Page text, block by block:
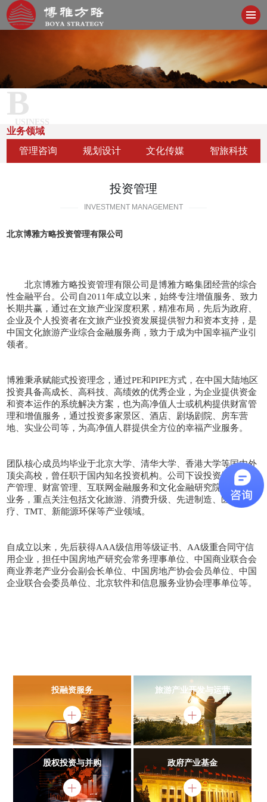
BUSINESS
业务领域
管理咨询
规划设计 文化传媒 智旅科技
投资管理
INVESTMENT MANAGEMENT
北京博雅方略投资管理有限公司
北京博雅方略投资管理有限公司是博雅方略集团经营的综合
性金融平台。公司自2011年成立以来，始终专注增值服务、致力
长期共赢，通过在文旅产业深度积累，精准布局，先后为政府、
企业及个人投资者在文旅产业投资发展提供智力和资本支持，是
中国文化旅游产业综合金融服务商，致力于成为中国幸福产业引
领者。
博雅秉承赋能式投资理念，通过PE和PIPE方式，在中国大陆地区
投资具备高成长、高科技、高绩效的优秀企业，为企业提供资金
和资本运作的系统解决方案，也为高净值人士或机构提供财富管
理和增值服务，通过投资多家景区、酒店、剧场剧院、房车营
地、实业公司等，为高净值人群提供全方位的幸福产业服务。
团队核心成员均毕业于北京大学、清华大学、香港大学等国内外
顶尖高校，曾任职于国内知名投资机构。公司下设投资银行、资
产管理、财富管理、互联网金融服务和文化金融研究院五大核心
业务，重点关注包括文化旅游、消费升级、先进制造、医药医
疗、TMT、新能源环保等产业领域。
自成立以来，先后获得AAA级信用等级证书、AA级重合同守信
用企业，担任中国房地产研究会常务理事单位、中国商业联合会
商业养老产业分会副会长单位、中国房地产协会会员单位、中国
企业联合会委员单位、北京软件和信息服务业协会理事单位等。
投融资服务 旅游产业开发与运营
股权投资与并购 政府产业基金